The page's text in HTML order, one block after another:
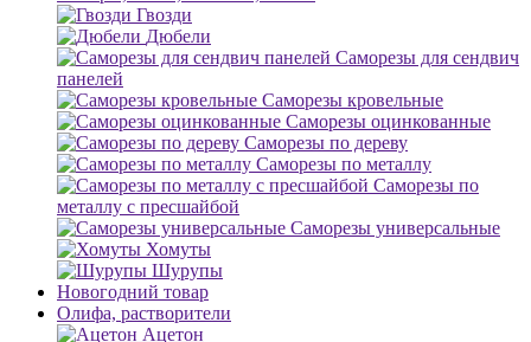
Гвозди
Дюбели
Саморезы для сендвич
панелей
Саморезы кровельные
Саморезы оцинкованные
Саморезы по дереву
Саморезы по металлу
Саморезы по
металлу с пресшайбой
Саморезы универсальные
Хомуты
Шурупы
Новогодний товар
Олифа, растворители
Ацетон